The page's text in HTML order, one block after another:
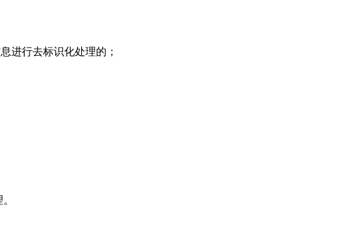
进行去标识化处理的；